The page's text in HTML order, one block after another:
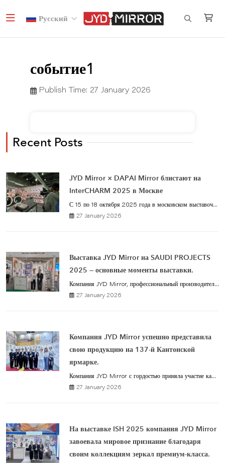
Русский
событие1
Publish Time: 27 January 2026
Recent Posts
JYD Mirror × DAPAI Mirror блистают на
InterCHARM 2025 в Москве
С 15 по 18 октября 2025 года в московском выставоч...
27 January 2026
Выставка JYD Mirror на SAUDI PROJECTS
2025 — основные моменты выставки.
Компания JYD Mirror, профессиональный производител...
27 January 2026
Компания JYD Mirror успешно представила
свою продукцию на 137-й Кантонской
ярмарке.
Компания JYD Mirror с гордостью приняла участие ка...
27 January 2026
На выставке ISH 2025 компания JYD Mirror
завоевала мировое признание благодаря
своим коллекциям зеркал премиум-класса.